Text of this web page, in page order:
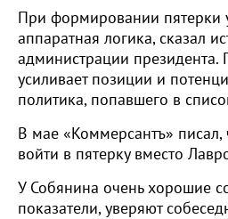
При формировании пятерки
аппаратная логика, сказал
администрации президента.
усиливает позиции и
политика, попавшего в
В мае «Коммерсантъ»
войти в пятерку вместо
У Собянина очень хорошие
показатели, уверяют